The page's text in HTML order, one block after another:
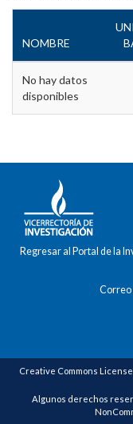
NOMBRE
No hay datos
disponibles
Regresar al Portal de la
Correo
Creative Commons
Algunos derechos